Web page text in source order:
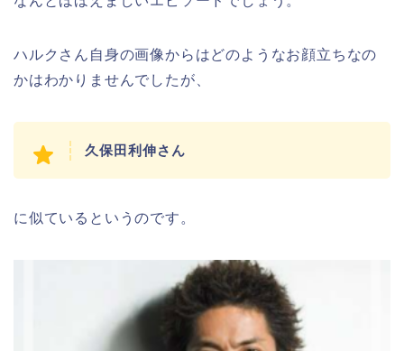
ハルクさん自身の画像からはどのようなお顔立ちなの
かはわかりませんでしたが、
久保田利伸さん
に似ているというのです。